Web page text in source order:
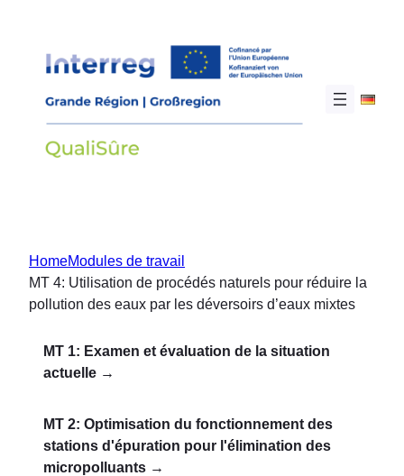
contenu
HomeModules de travail
MT 4: Utilisation de procédés naturels pour réduire la
pollution des eaux par les déversoirs d’eaux mixtes
MT 1: Examen et évaluation de la situation
actuelle →
MT 2: Optimisation du fonctionnement des
stations d'épuration pour l'élimination des
micropolluants →